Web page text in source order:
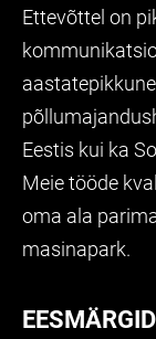
Ettevõttel on
Eestis kui ka
Meie tööde
oma ala
masinapark.
EESMÄRGID